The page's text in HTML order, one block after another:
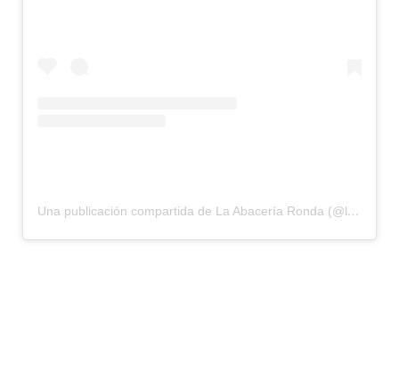
Una publicación compartida de La Abacería Ronda (@laabaceriaronda)